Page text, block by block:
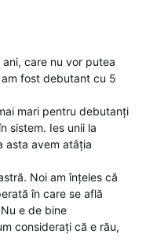
care nu vor putea
fost debutant cu 5
mari pentru debutanți
sistem. Ies unii la
asta avem atâția
Noi am înțeles că
în care se află
e de bine
considerați că e rău,